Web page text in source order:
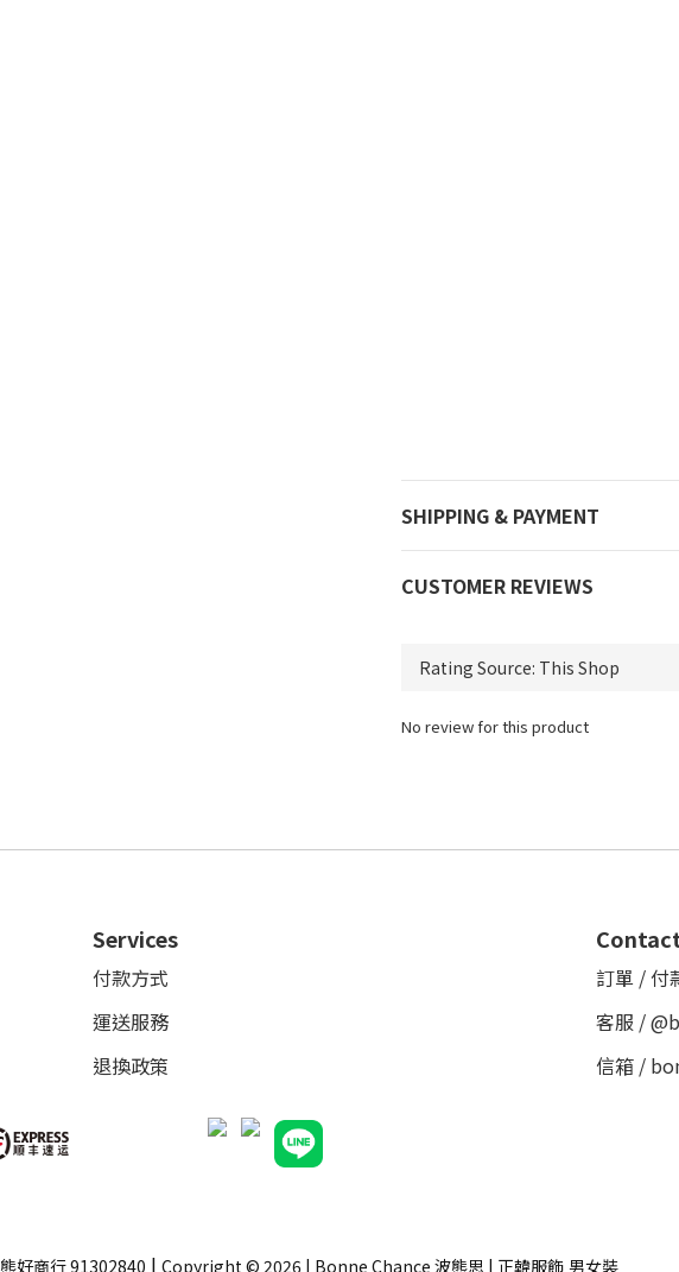
SHIPPING & PAYMENT
CUSTOMER REVIEWS
No review for this product
Services
付款方式
運送服務
退換政策
訂單 / 付
客服 /
信箱 /
熊好商行 91302840 | Copyright © 2026 | Bonne Chance 波熊思 | 正韓服飾 男女裝